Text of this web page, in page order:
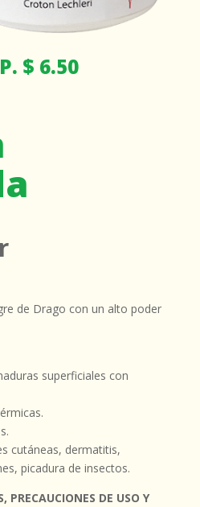
$ 6.50
de Drago con un alto poder
superficiales con
cutáneas, dermatitis,
picadura de insectos.
PRECAUCIONES DE USO Y